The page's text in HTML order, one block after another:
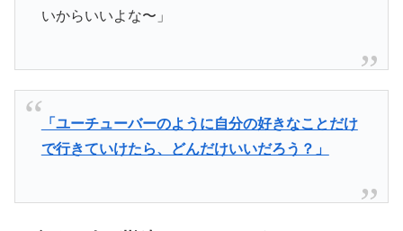
いからいいよな〜」
「ユーチューバーのように自分の好きなことだけ
で行きていけたら、どんだけいいだろう？」